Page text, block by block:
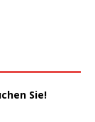
Sie!